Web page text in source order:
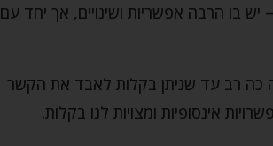
יש בו הרבה אפשריות ושינויים, אך יחד עם
כה רב עד שניתן בקלות לאבד את הקשר
אינסופיות ומצויות לנו בקלות.